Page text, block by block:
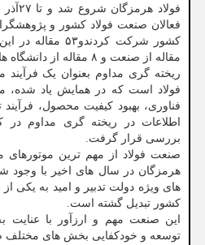
فعالان صنعت فولاد کشور و
مقاله از صنعت و ۸ مقاله از دانشگاه ها به این همایش راه پیدا کرد.
ریخته گری مداوم بعنوان یک فرآیند
فولاد است که در همایش یاد
فناوری، بهبود کیفیت محصول،
اطلاعات در ریخته گری مداوم
بررسی قرار گرفت.
صنعت فولاد از مهم ترین
هرمزگان در سال های اخیر با وجود
های ویژه دولت تدبیر و امید به یکی
کشور تبدیل گشته است.
این صنعت مهم و ارزآور با عنایت
توسعه و خودکفایی بخش های مختلف